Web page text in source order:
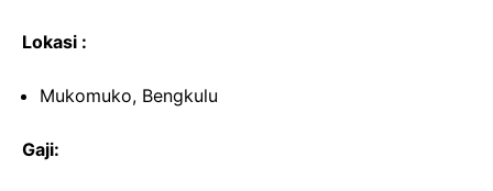
Lokasi :
Mukomuko, Bengkulu
Gaji: